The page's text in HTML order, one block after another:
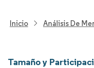
Inicio Análisis De
Tamaño y